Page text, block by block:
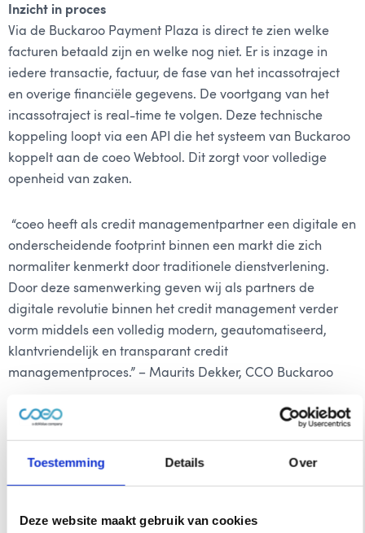
Toestemming Details Over
Deze website maakt gebruik van cookies
Inzicht in proces
Via de Buckaroo Payment Plaza is direct te zien welke
facturen betaald zijn en welke nog niet. Er is inzage in
iedere transactie, factuur, de fase van het incassotraject
en overige financiële gegevens. De voortgang van het
incassotraject is real-time te volgen. Deze technische
koppeling loopt via een API die het systeem van Buckaroo
koppelt aan de coeo Webtool. Dit zorgt voor volledige
openheid van zaken.
“coeo heeft als credit managementpartner een digitale en
onderscheidende footprint binnen een markt die zich
normaliter kenmerkt door traditionele dienstverlening.
Door deze samenwerking geven wij als partners de
digitale revolutie binnen het credit management verder
vorm middels een volledig modern, geautomatiseerd,
klantvriendelijk en transparant credit
managementproces.” – Maurits Dekker, CCO Buckaroo
Over Buckaroo
Met meer dan 10 jaar ervaring is Buckaroo dé kennispartij
op gebied van betalingsverkeer. Buckaroo gaat verder
mee in elke stap van het betaalproces. Buckaroo biedt